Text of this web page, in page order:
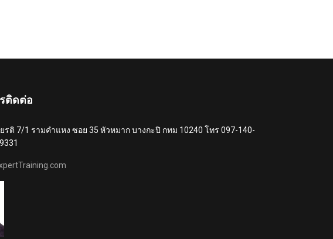
ติดต่อ
รติ 7/1 รามคำแหง ซอย 35 หัวหมาก บางกะปิ กทม 10240 โทร 097-140-